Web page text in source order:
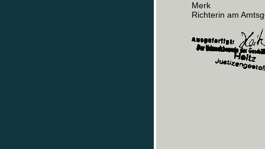
Merk
Richterin am